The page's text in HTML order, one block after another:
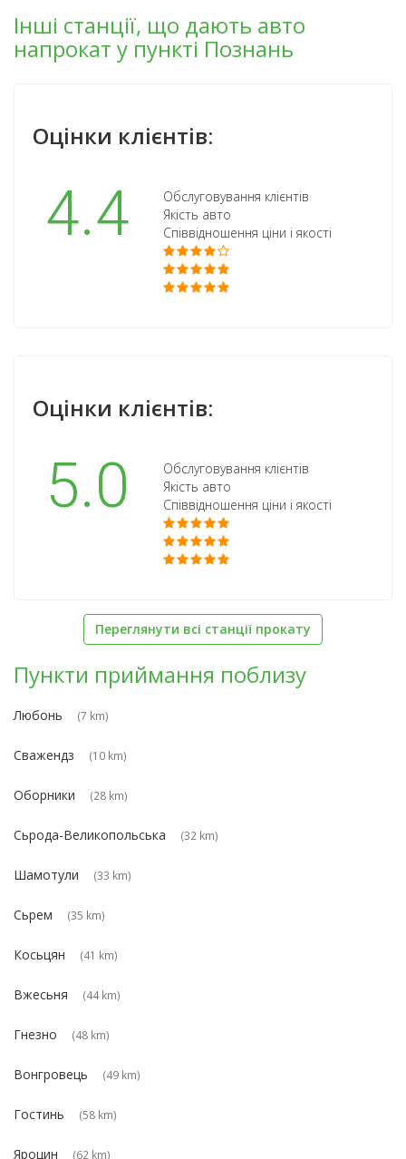
Інші станції, що дають авто
напрокат у пункті Познань
Оцінки клієнтів:
4.4
Обслуговування клієнтів
Якість авто
Співвідношення ціни і якості
Оцінки клієнтів:
5.0
Обслуговування клієнтів
Якість авто
Співвідношення ціни і якості
Переглянути всі станції прокату
Пункти приймання поблизу
Любонь (7 km)
Сважендз (10 km)
Оборники (28 km)
Сьрода-Великопольська (32 km)
Шамотули (33 km)
Сьрем (35 km)
Косьцян (41 km)
Вжесьня (44 km)
Гнезно (48 km)
Вонгровець (49 km)
Гостинь (58 km)
Яроцин (62 km)